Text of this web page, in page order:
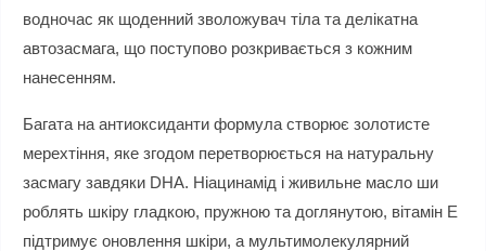
водночас як щоденний зволожувач тіла та делікатна
автозасмага, що поступово розкривається з кожним
нанесенням.
Багата на антиоксиданти формула створює золотисте
мерехтіння, яке згодом перетворюється на натуральну
засмагу завдяки DHA. Ніацинамід і живильне масло ши
роблять шкіру гладкою, пружною та доглянутою, вітамін Е
підтримує оновлення шкіри, а мультимолекулярний